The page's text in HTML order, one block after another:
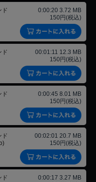
ド
0:00:20 3.72 MB
150円(税込)
ド
00:01:11 12.3 MB
150円(税込)
ド
0:00:45 8.01 MB
150円(税込)
ド
00:02:01 20.7 MB
150円(税込)
ド
0:00:17 3.27 MB